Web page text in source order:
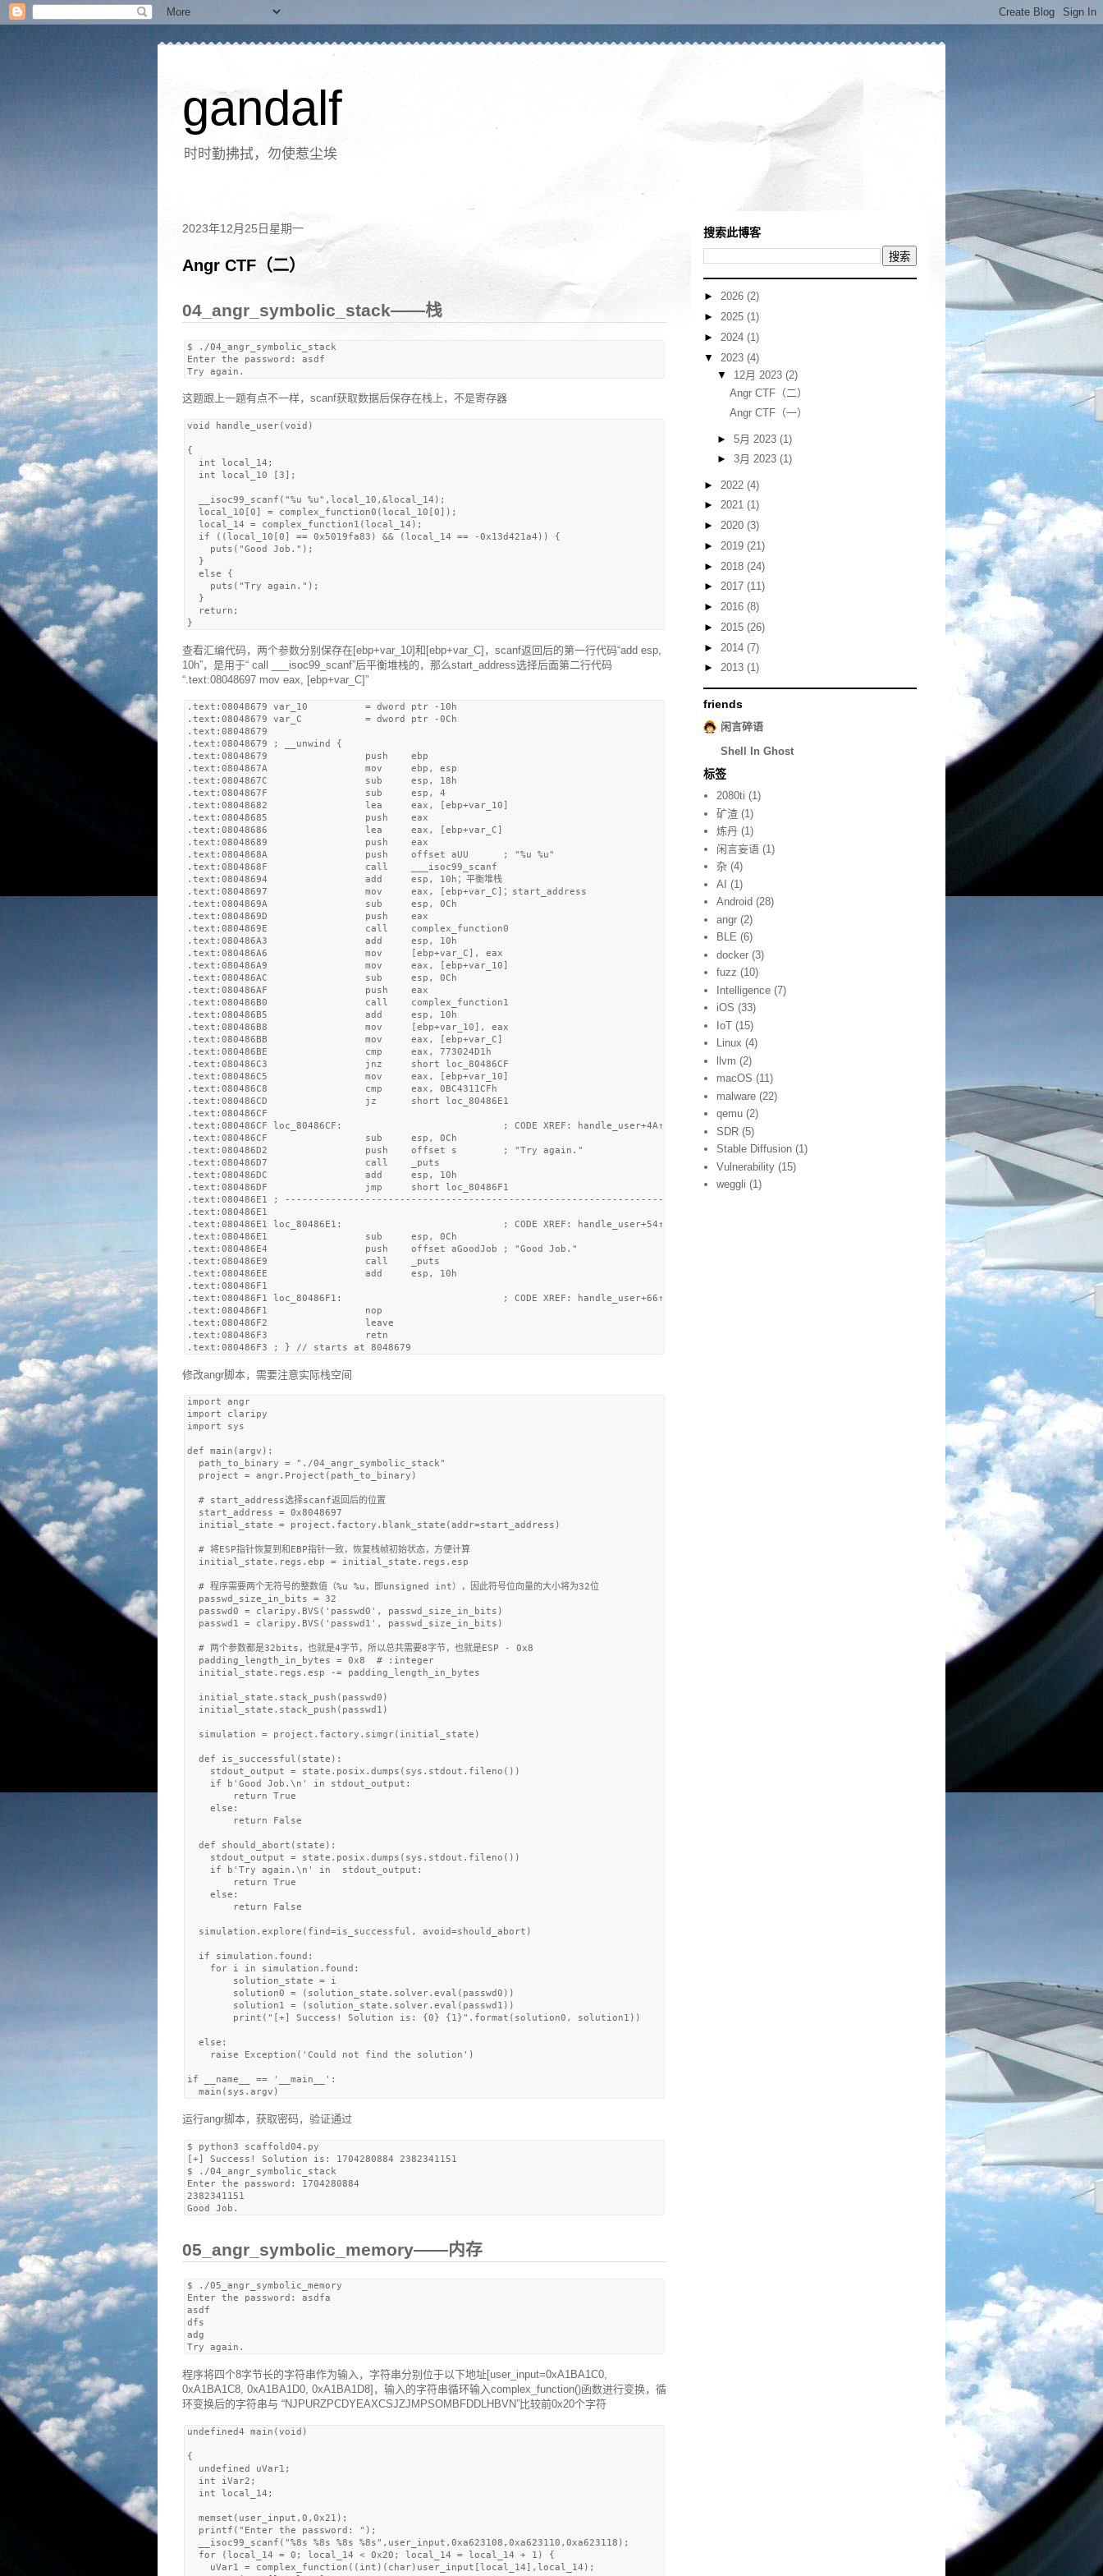
gandalf
时时勤拂拭，勿使惹尘埃
2023年12月25日星期一
Angr CTF（二）
04_angr_symbolic_stack——栈
$ ./04_angr_symbolic_stack
Enter the password: asdf
这题跟上一题有点不一样，scanf获取数据后保存在栈上，不是寄存器
void handle_user(void)
{
  int local_14;
  int local_10 [3];
  __isoc99_scanf("%u %u",local_10,&local_14);
  local_10[0] = complex_function0(local_10[0]);
  local_14 = complex_function1(local_14);
  if ((local_10[0] == 0x5019fa83) && (local_14 == -0x13d421a4)) {
    puts("Good Job.");
  }
  else {
    puts("Try again.");
  }
  return;
查看汇编代码，两个参数分别保存在[ebp+var_10]和[ebp+var_C]，scanf返回后的第一行代码“add esp,
10h”，是用于“ call ___isoc99_scanf”后平衡堆栈的，那么start_address选择后面第二行代码
“.text:08048697 mov eax, [ebp+var_C]”
.text:08048679 var_10          = dword ptr -10h
.text:08048679 var_C           = dword ptr -0Ch
.text:08048679
.text:08048679 ; __unwind {
.text:08048679                 push    ebp
.text:0804867A                 mov     ebp, esp
.text:0804867C                 sub     esp, 18h
.text:0804867F                 sub     esp, 4
.text:08048682                 lea     eax, [ebp+var_10]
.text:08048685                 push    eax
.text:08048686                 lea     eax, [ebp+var_C]
.text:08048689                 push    eax
.text:0804868A                 push    offset aUU      ; "%u %u"
.text:0804868F                 call    ___isoc99_scanf
.text:08048694                 add     esp, 10h；平衡堆栈
.text:08048697                 mov     eax, [ebp+var_C]；start_address
.text:0804869A                 sub     esp, 0Ch
.text:0804869D                 push    eax
.text:0804869E                 call    complex_function0
.text:080486A3                 add     esp, 10h
.text:080486A6                 mov     [ebp+var_C], eax
.text:080486A9                 mov     eax, [ebp+var_10]
.text:080486AC                 sub     esp, 0Ch
.text:080486AF                 push    eax
.text:080486B0                 call    complex_function1
.text:080486B5                 add     esp, 10h
.text:080486B8                 mov     [ebp+var_10], eax
.text:080486BB                 mov     eax, [ebp+var_C]
.text:080486BE                 cmp     eax, 773024D1h
.text:080486C3                 jnz     short loc_80486CF
.text:080486C5                 mov     eax, [ebp+var_10]
.text:080486C8                 cmp     eax, 0BC4311CFh
.text:080486CD                 jz      short loc_80486E1
.text:080486CF
.text:080486CF loc_80486CF:                            ; CODE XREF: handle_user+4A↑j
.text:080486CF                 sub     esp, 0Ch
.text:080486D2                 push    offset s        ; "Try again."
.text:080486D7                 call    _puts
.text:080486DC                 add     esp, 10h
.text:080486DF                 jmp     short loc_80486F1
.text:080486E1 ; ---------------------------------------------------------------------------
.text:080486E1
.text:080486E1 loc_80486E1:                            ; CODE XREF: handle_user+54↑j
.text:080486E1                 sub     esp, 0Ch
.text:080486E4                 push    offset aGoodJob ; "Good Job."
.text:080486E9                 call    _puts
.text:080486EE                 add     esp, 10h
.text:080486F1
.text:080486F1 loc_80486F1:                            ; CODE XREF: handle_user+66↑j
.text:080486F1                 nop
.text:080486F2                 leave
.text:080486F3                 retn
修改angr脚本，需要注意实际栈空间
import angr
import claripy
import sys
def main(argv):
  path_to_binary = "./04_angr_symbolic_stack"
  project = angr.Project(path_to_binary)
  # start_address选择scanf返回后的位置
  start_address = 0x8048697
  initial_state = project.factory.blank_state(addr=start_address)
  # 将ESP指针恢复到和EBP指针一致，恢复栈帧初始状态，方便计算
  initial_state.regs.ebp = initial_state.regs.esp
  # 程序需要两个无符号的整数值（%u %u，即unsigned int），因此符号位向量的大小将为32位
  passwd_size_in_bits = 32
  passwd0 = claripy.BVS('passwd0', passwd_size_in_bits)
  passwd1 = claripy.BVS('passwd1', passwd_size_in_bits)
  # 两个参数都是32bits，也就是4字节，所以总共需要8字节，也就是ESP - 0x8
  padding_length_in_bytes = 0x8  # :integer
  initial_state.regs.esp -= padding_length_in_bytes
  initial_state.stack_push(passwd0)
  initial_state.stack_push(passwd1)
  simulation = project.factory.simgr(initial_state)
  def is_successful(state):
    stdout_output = state.posix.dumps(sys.stdout.fileno())
    if b'Good Job.\n' in stdout_output:
        return True
    else:
        return False
  def should_abort(state):
    stdout_output = state.posix.dumps(sys.stdout.fileno())
    if b'Try again.\n' in  stdout_output:
        return True
    else:
        return False
  simulation.explore(find=is_successful, avoid=should_abort)
  if simulation.found:
    for i in simulation.found:
        solution_state = i
        solution0 = (solution_state.solver.eval(passwd0))
        solution1 = (solution_state.solver.eval(passwd1))
        print("[+] Success! Solution is: {0} {1}".format(solution0, solution1))
  else:
    raise Exception('Could not find the solution')
if __name__ == '__main__':
运行angr脚本，获取密码，验证通过
$ python3 scaffold04.py
[+] Success! Solution is: 1704280884 2382341151
$ ./04_angr_symbolic_stack
Enter the password: 1704280884
2382341151
05_angr_symbolic_memory——内存
$ ./05_angr_symbolic_memory
Enter the password: asdfa
asdf
dfs
adg
程序将四个8字节长的字符串作为输入，字符串分别位于以下地址[user_input=0xA1BA1C0,
0xA1BA1C8, 0xA1BA1D0, 0xA1BA1D8]，输入的字符串循环输入complex_function()函数进行变换，循
环变换后的字符串与 “NJPURZPCDYEAXCSJZJMPSOMBFDDLHBVN”比较前0x20个字符
undefined4 main(void)
{
  undefined uVar1;
  int iVar2;
  int local_14;
  memset(user_input,0,0x21);
  printf("Enter the password: ");
  __isoc99_scanf("%8s %8s %8s %8s",user_input,0xa623108,0xa623110,0xa623118);
  for (local_14 = 0; local_14 < 0x20; local_14 = local_14 + 1) {
    uVar1 = complex_function((int)(char)user_input[local_14],local_14);
搜索此博客
► 2026 (2)
► 2025 (1)
► 2024 (1)
▼ 2023 (4)
▼ 12月 2023 (2)
Angr CTF（二）
Angr CTF（一）
► 5月 2023 (1)
► 3月 2023 (1)
► 2022 (4)
► 2021 (1)
► 2020 (3)
► 2019 (21)
► 2018 (24)
► 2017 (11)
► 2016 (8)
► 2015 (26)
► 2014 (7)
► 2013 (1)
friends
闲言碎语
Shell In Ghost
标签
2080ti (1)
矿渣 (1)
炼丹 (1)
闲言妄语 (1)
杂 (4)
AI (1)
Android (28)
angr (2)
BLE (6)
docker (3)
fuzz (10)
Intelligence (7)
iOS (33)
IoT (15)
Linux (4)
llvm (2)
macOS (11)
malware (22)
qemu (2)
SDR (5)
Stable Diffusion (1)
Vulnerability (15)
weggli (1)